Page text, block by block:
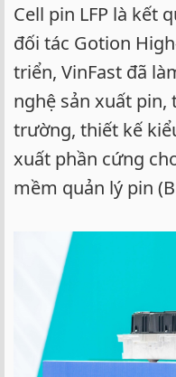
Cell pin LFP là kết
đối tác Gotion
triển, VinFast đã
nghệ sản xuất
trường, thiết kế
xuất phần cứng
mềm quản lý pin